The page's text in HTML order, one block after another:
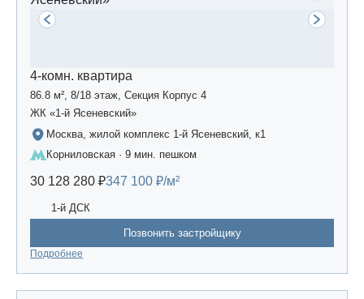
4-комн. квартира
86.8 м², 8/18 этаж, Секция Корпус 4
ЖК «1-й Ясеневский»
Москва, жилой комплекс 1-й Ясеневский, к1
Корниловская · 9 мин. пешком
30 128 280 ₽347 100 ₽/м²
1-й ДСК
Позвонить застройщику
Подробнее